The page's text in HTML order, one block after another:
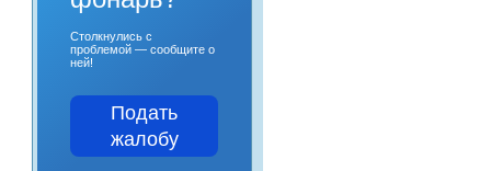
Столкнулись с
проблемой — сообщите о
ней!
Подать
жалобу